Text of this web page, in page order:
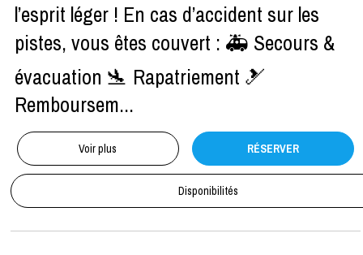
l’esprit léger ! En cas d’accident sur les
pistes, vous êtes couvert : 🚑 Secours &
évacuation 🛬 Rapatriement 🎿
Remboursem...
Voir plus RÉSERVER
Disponibilités